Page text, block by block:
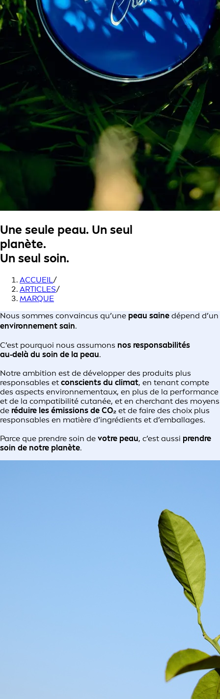
Une seule peau. Un seul
planète.
Un seul soin.
ACCUEIL/
ARTICLES/
MARQUE
Nous sommes convaincus qu’une peau saine dépend d’un
environnement sain.
C’est pourquoi nous assumons nos responsabilités
au‑delà du soin de la peau.
Notre ambition est de développer des produits plus
responsables et conscients du climat, en tenant compte
des aspects environnementaux, en plus de la performance
et de la compatibilité cutanée, et en cherchant des moyens
de réduire les émissions de CO₂ et de faire des choix plus
responsables en matière d’ingrédients et d’emballages.
Parce que prendre soin de votre peau, c’est aussi prendre
soin de notre planète.